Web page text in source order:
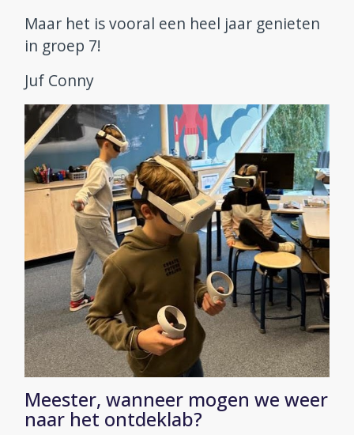
Maar het is vooral een heel jaar genieten
in groep 7!
Juf Conny
Meester, wanneer mogen we weer
naar het ontdeklab?